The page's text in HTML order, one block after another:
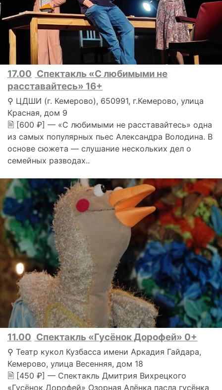
17.00 Спектакль «С любимыми не
расставайтесь» 16+
⚲ ЦДШИ (г. Кемерово), 650991, г.Кемерово, улица
Красная, дом 9
🗎 [600 ₽] — «С любимыми не расставайтесь» одна
из самых популярных пьес Александра Володина. В
основе сюжета — слушание нескольких дел о
семейных разводах..
11.00 Спектакль «Гусёнок Дорофей» 0+
⚲ Театр кукол Кузбасса имени Аркадия Гайдара,
Кемерово, улица Весенняя, дом 18
🗎 [450 ₽] — Спектакль Дмитрия Вихрецкого
«Гусёнок Дорофей» Озорная Алёнка пасла гусёнка